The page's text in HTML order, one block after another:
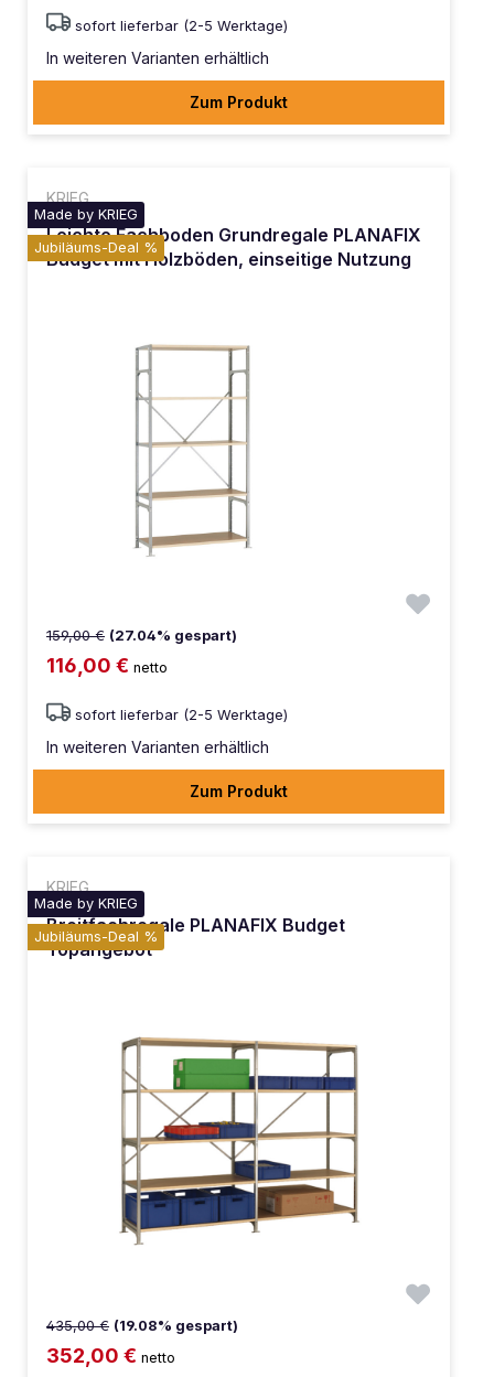
sofort lieferbar (2-5 Werktage)
In weiteren Varianten erhältlich
Zum Produkt
KRIEG
Made by KRIEG
Jubiläums-Deal %
Leichte Fachboden Grundregale PLANAFIX
Budget mit Holzböden, einseitige Nutzung
159,00 € (27.04% gespart)
116,00 € netto
sofort lieferbar (2-5 Werktage)
In weiteren Varianten erhältlich
Zum Produkt
KRIEG
Made by KRIEG
Jubiläums-Deal %
Breitfachregale PLANAFIX Budget
Topangebot
435,00 € (19.08% gespart)
352,00 € netto